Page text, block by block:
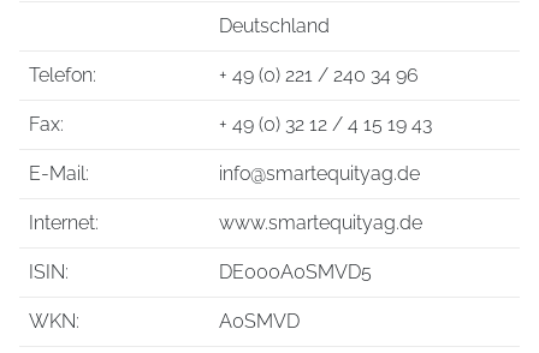
Deutschland
Telefon: + 49 (0) 221 / 240 34 96
Fax: + 49 (0) 32 12 / 4 15 19 43
E-Mail: info@smartequityag.de
Internet: www.smartequityag.de
ISIN: DE000A0SMVD5
WKN: A0SMVD